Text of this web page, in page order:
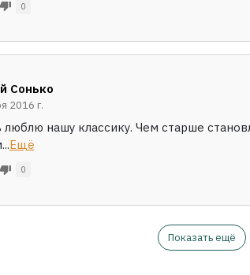
0
Сонько
2016 г.
люблю нашу классику. Чем старше
Ещё
0
Показать ещё